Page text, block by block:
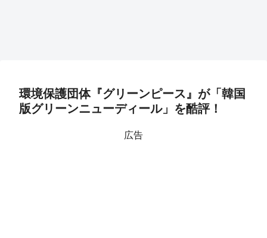
環境保護団体『グリーンピース』が「韓国
版グリーンニューディール」を酷評！
広告